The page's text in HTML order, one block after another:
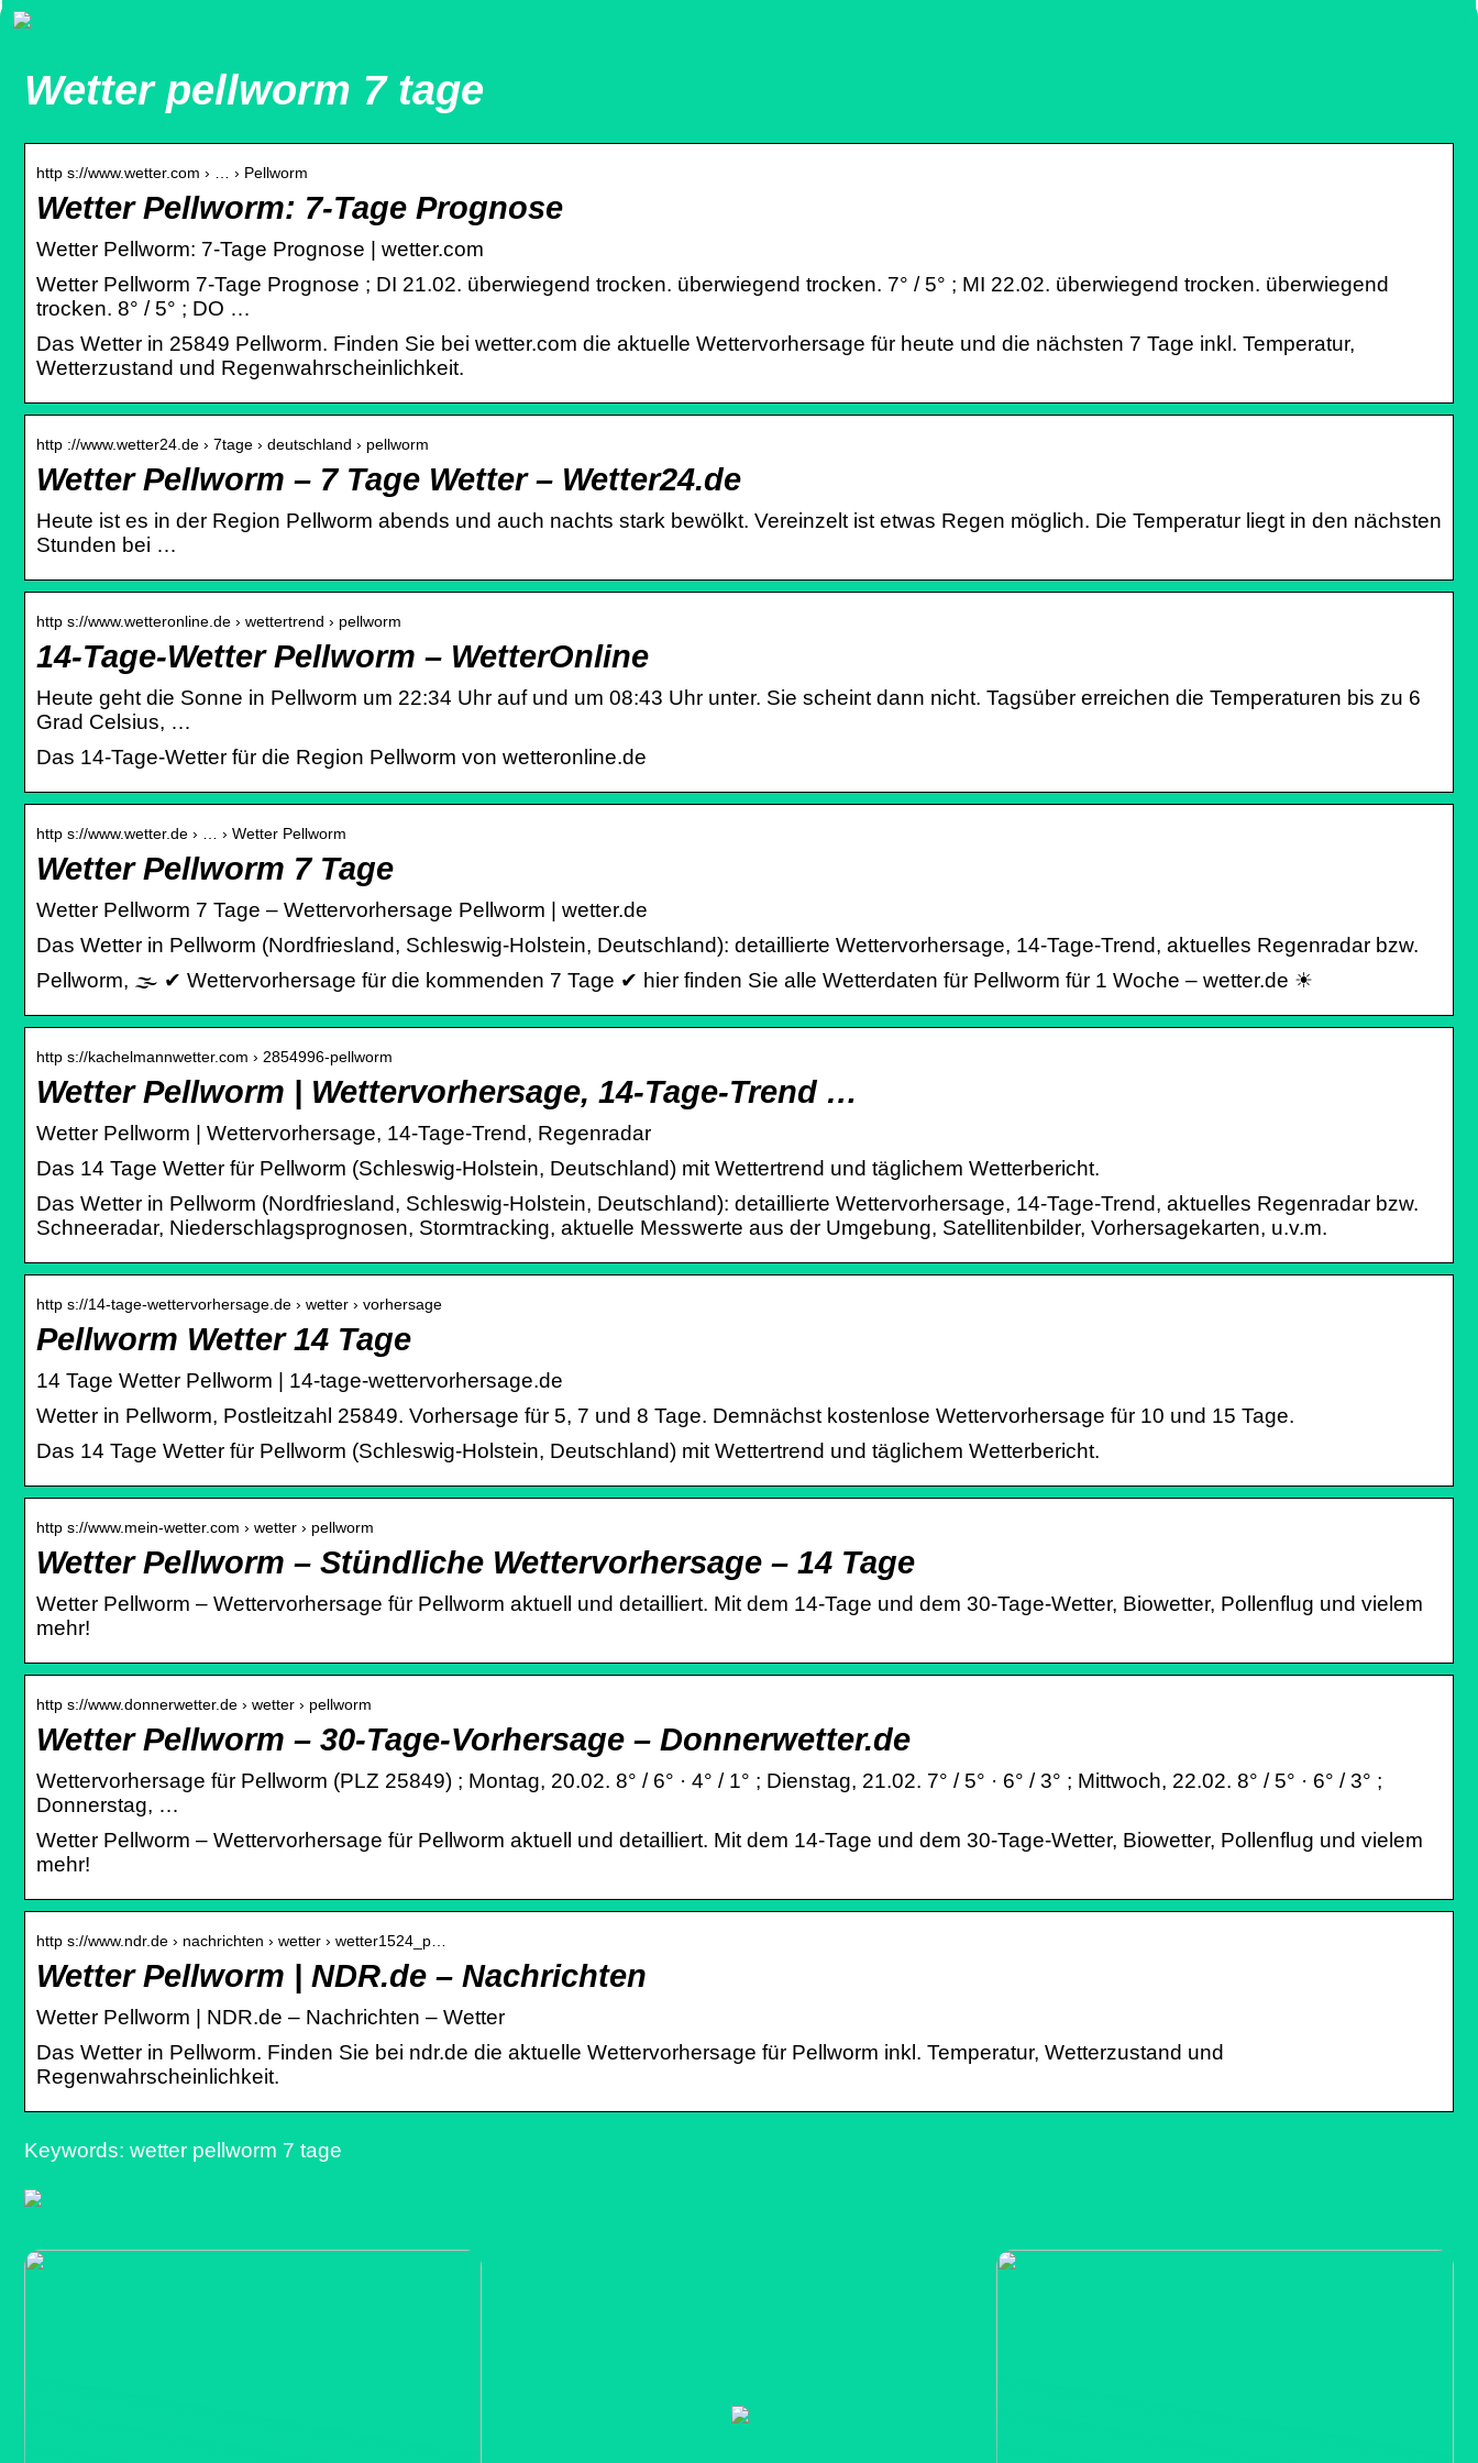
Wetter pellworm 7 tage
http s://www.wetter.com › … › Pellworm
Wetter Pellworm: 7-Tage Prognose
Wetter Pellworm: 7-Tage Prognose | wetter.com
Wetter Pellworm 7-Tage Prognose ; DI 21.02. überwiegend trocken. überwiegend trocken. 7° / 5° ; MI 22.02. überwiegend trocken. überwiegend
trocken. 8° / 5° ; DO …
Das Wetter in 25849 Pellworm. Finden Sie bei wetter.com die aktuelle Wettervorhersage für heute und die nächsten 7 Tage inkl. Temperatur,
Wetterzustand und Regenwahrscheinlichkeit.
http ://www.wetter24.de › 7tage › deutschland › pellworm
Wetter Pellworm – 7 Tage Wetter – Wetter24.de
Heute ist es in der Region Pellworm abends und auch nachts stark bewölkt. Vereinzelt ist etwas Regen möglich. Die Temperatur liegt in den nächsten
Stunden bei …
http s://www.wetteronline.de › wettertrend › pellworm
14-Tage-Wetter Pellworm – WetterOnline
Heute geht die Sonne in Pellworm um 22:34 Uhr auf und um 08:43 Uhr unter. Sie scheint dann nicht. Tagsüber erreichen die Temperaturen bis zu 6
Grad Celsius, …
Das 14-Tage-Wetter für die Region Pellworm von wetteronline.de
http s://www.wetter.de › … › Wetter Pellworm
Wetter Pellworm 7 Tage
Wetter Pellworm 7 Tage – Wettervorhersage Pellworm | wetter.de
Das Wetter in Pellworm (Nordfriesland, Schleswig-Holstein, Deutschland): detaillierte Wettervorhersage, 14-Tage-Trend, aktuelles Regenradar bzw.
Pellworm, 🌫️ ✔ Wettervorhersage für die kommenden 7 Tage ✔ hier finden Sie alle Wetterdaten für Pellworm für 1 Woche – wetter.de ☀
http s://kachelmannwetter.com › 2854996-pellworm
Wetter Pellworm | Wettervorhersage, 14-Tage-Trend …
Wetter Pellworm | Wettervorhersage, 14-Tage-Trend, Regenradar
Das 14 Tage Wetter für Pellworm (Schleswig-Holstein, Deutschland) mit Wettertrend und täglichem Wetterbericht.
Das Wetter in Pellworm (Nordfriesland, Schleswig-Holstein, Deutschland): detaillierte Wettervorhersage, 14-Tage-Trend, aktuelles Regenradar bzw.
Schneeradar, Niederschlagsprognosen, Stormtracking, aktuelle Messwerte aus der Umgebung, Satellitenbilder, Vorhersagekarten, u.v.m.
http s://14-tage-wettervorhersage.de › wetter › vorhersage
Pellworm Wetter 14 Tage
14 Tage Wetter Pellworm | 14-tage-wettervorhersage.de
Wetter in Pellworm, Postleitzahl 25849. Vorhersage für 5, 7 und 8 Tage. Demnächst kostenlose Wettervorhersage für 10 und 15 Tage.
Das 14 Tage Wetter für Pellworm (Schleswig-Holstein, Deutschland) mit Wettertrend und täglichem Wetterbericht.
http s://www.mein-wetter.com › wetter › pellworm
Wetter Pellworm – Stündliche Wettervorhersage – 14 Tage
Wetter Pellworm – Wettervorhersage für Pellworm aktuell und detailliert. Mit dem 14-Tage und dem 30-Tage-Wetter, Biowetter, Pollenflug und vielem
mehr!
http s://www.donnerwetter.de › wetter › pellworm
Wetter Pellworm – 30-Tage-Vorhersage – Donnerwetter.de
Wettervorhersage für Pellworm (PLZ 25849) ; Montag, 20.02. 8° / 6° · 4° / 1° ; Dienstag, 21.02. 7° / 5° · 6° / 3° ; Mittwoch, 22.02. 8° / 5° · 6° / 3° ;
Donnerstag, …
Wetter Pellworm – Wettervorhersage für Pellworm aktuell und detailliert. Mit dem 14-Tage und dem 30-Tage-Wetter, Biowetter, Pollenflug und vielem
mehr!
http s://www.ndr.de › nachrichten › wetter › wetter1524_p…
Wetter Pellworm | NDR.de – Nachrichten
Wetter Pellworm | NDR.de – Nachrichten – Wetter
Das Wetter in Pellworm. Finden Sie bei ndr.de die aktuelle Wettervorhersage für Pellworm inkl. Temperatur, Wetterzustand und
Regenwahrscheinlichkeit.
Keywords: wetter pellworm 7 tage